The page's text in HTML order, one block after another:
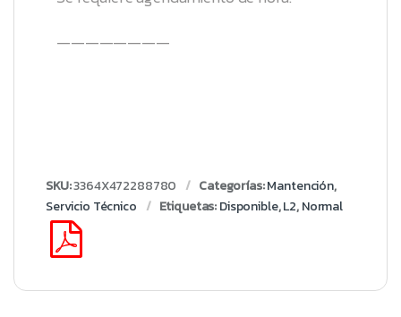
————————
SKU:3364X472288780 Categorías:Mantención,
Servicio Técnico
Etiquetas:Disponible,L2,Normal